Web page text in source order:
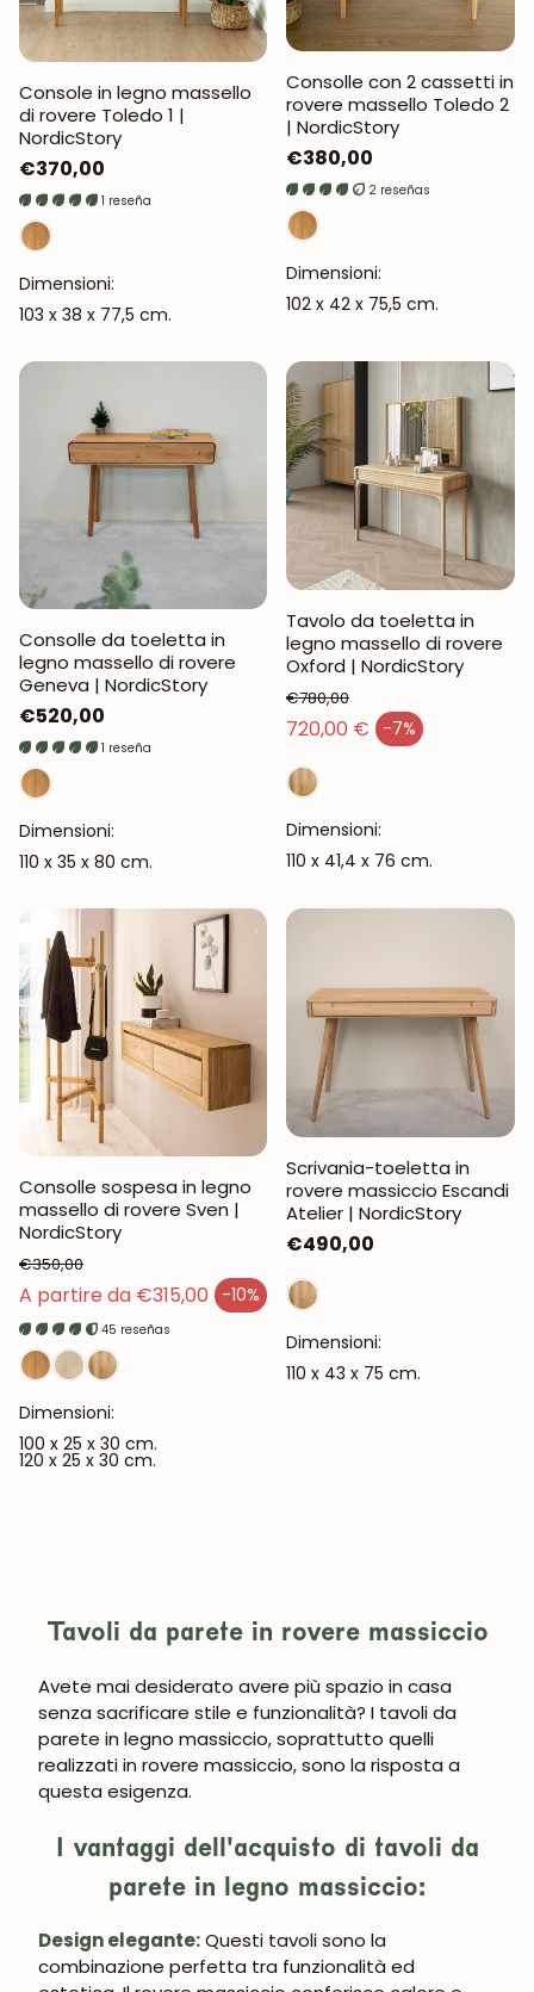
Console in legno massello
di rovere Toledo 1 |
NordicStory
Prezzo
normale
€370,00
1 reseña
Dimensioni:
103 x 38 x 77,5 cm.
Consolle con 2 cassetti in
rovere massello Toledo 2
| NordicStory
Prezzo
normale
€380,00
2 reseñas
Dimensioni:
102 x 42 x 75,5 cm.
Consolle da toeletta in
legno massello di rovere
Geneva | NordicStory
Prezzo
normale
€520,00
1 reseña
Dimensioni:
110 x 35 x 80 cm.
Tavolo da toeletta in
legno massello di rovere
Oxford | NordicStory
720,00 € -7%
Prezzo di vendita
Prezzo normale
€780,00
Dimensioni:
110 x 41,4 x 76 cm.
Consolle sospesa in legno
massello di rovere Sven |
NordicStory
A partire da €315,00 -10%
Prezzo di vendita
Prezzo normale
€350,00
45 reseñas
Dimensioni:
100 x 25 x 30 cm.
120 x 25 x 30 cm.
Scrivania-toeletta in
rovere massiccio Escandi
Atelier | NordicStory
Prezzo
normale
€490,00
Dimensioni:
110 x 43 x 75 cm.
Tavoli da parete in rovere massiccio
Avete mai desiderato avere più spazio in casa
senza sacrificare stile e funzionalità? I tavoli da
parete in legno massiccio, soprattutto quelli
realizzati in rovere massiccio, sono la risposta a
questa esigenza.
I vantaggi dell'acquisto di tavoli da
parete in legno massiccio:
Design elegante:Questi tavoli sono la
combinazione perfetta tra funzionalità ed